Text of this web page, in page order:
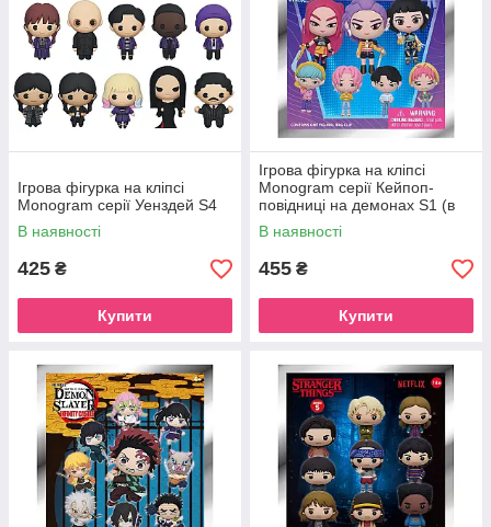
Ігрова фігурка на кліпсі
Monogram серії Уенздей S4
В наявності
425 ₴
Купити
Ігрова фігурка на кліпсі
Monogram серії Кейпоп-
повідниці на демонах S1 (в
ас.)
В наявності
455 ₴
Купити